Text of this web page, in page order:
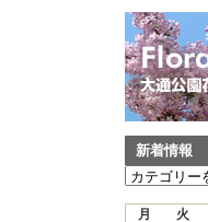
新着情報
新
月 火